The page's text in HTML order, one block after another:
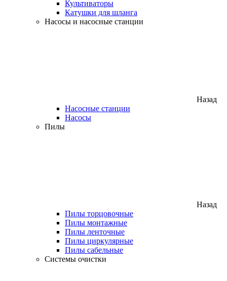
Культиваторы
Катушки для шланга
Насосы и насосные станции
Назад
Насосные станции
Насосы
Пилы
Назад
Пилы торцовочные
Пилы монтажные
Пилы ленточные
Пилы циркулярные
Пилы сабельные
Системы очистки